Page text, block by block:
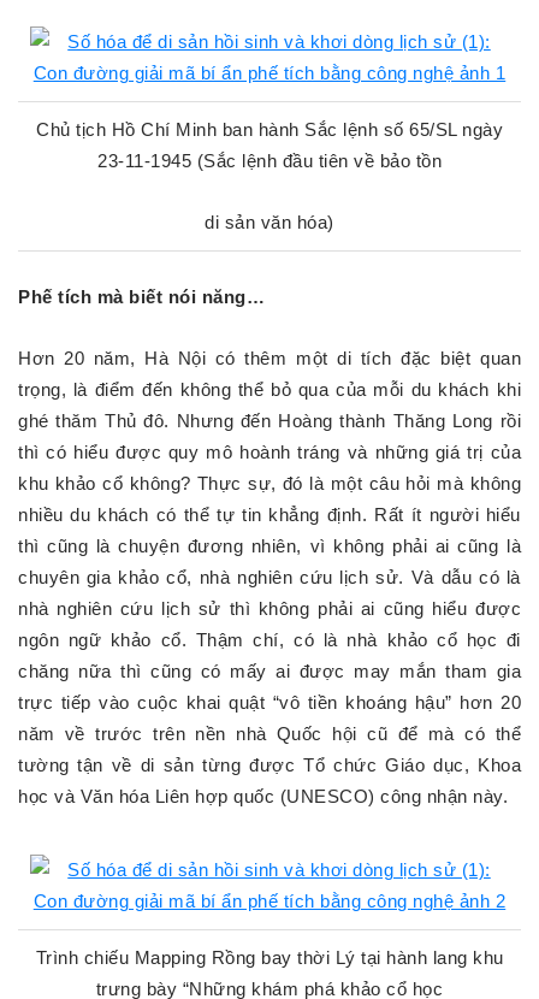
Chủ tịch Hồ Chí Minh ban hành Sắc lệnh số 65/SL ngày
23-11-1945 (Sắc lệnh đầu tiên về bảo tồn
di sản văn hóa)
Phế tích mà biết nói năng…
Hơn 20 năm, Hà Nội có thêm một di tích đặc biệt quan
trọng, là điểm đến không thể bỏ qua của mỗi du khách khi
ghé thăm Thủ đô. Nhưng đến Hoàng thành Thăng Long rồi
thì có hiểu được quy mô hoành tráng và những giá trị của
khu khảo cổ không? Thực sự, đó là một câu hỏi mà không
nhiều du khách có thể tự tin khẳng định. Rất ít người hiểu
thì cũng là chuyện đương nhiên, vì không phải ai cũng là
chuyên gia khảo cổ, nhà nghiên cứu lịch sử. Và dẫu có là
nhà nghiên cứu lịch sử thì không phải ai cũng hiểu được
ngôn ngữ khảo cổ. Thậm chí, có là nhà khảo cổ học đi
chăng nữa thì cũng có mấy ai được may mắn tham gia
trực tiếp vào cuộc khai quật “vô tiền khoáng hậu” hơn 20
năm về trước trên nền nhà Quốc hội cũ để mà có thể
tường tận về di sản từng được Tổ chức Giáo dục, Khoa
học và Văn hóa Liên hợp quốc (UNESCO) công nhận này.
Trình chiếu Mapping Rồng bay thời Lý tại hành lang khu
trưng bày “Những khám phá khảo cổ học